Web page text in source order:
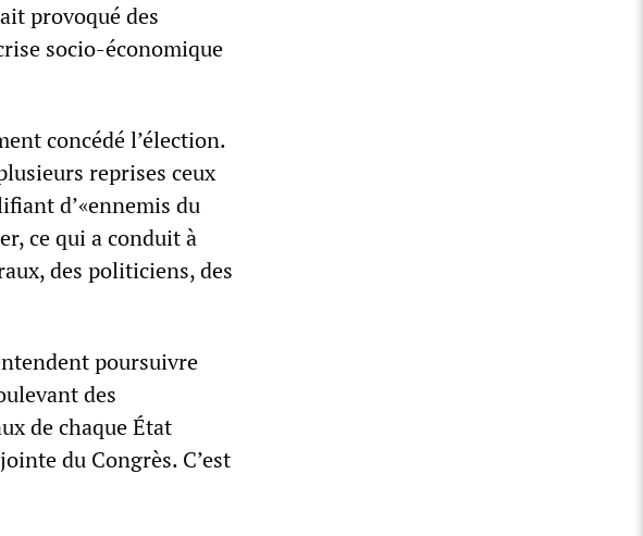
provoqué des
socio-économique
concédé l’élection.
reprises ceux
d’«ennemis du
ce qui a conduit à
des politiciens, des
poursuivre
des
de chaque État
du Congrès. C’est